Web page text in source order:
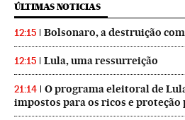
ÚLTIMAS NOTICIAS
12:15 Bolsonaro, a destruição
12:15 Lula, uma ressurreição
21:14
O programa eleitoral de
impostos para os ricos e proteção